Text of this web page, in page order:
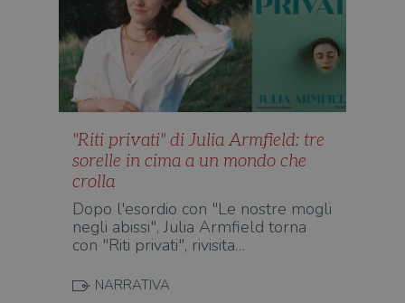
"Riti privati" di Julia Armfield: tre
sorelle in cima a un mondo che
crolla
Dopo l'esordio con "Le nostre mogli
negli abissi", Julia Armfield torna
con "Riti privati", rivisita…
NARRATIVA